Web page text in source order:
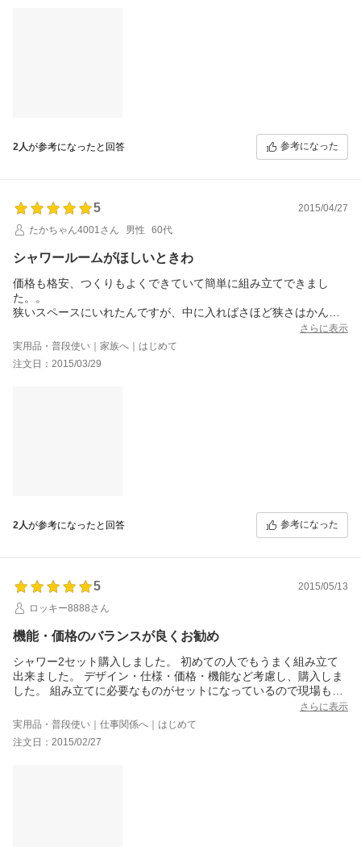
2人が参考になったと回答 参考になった
5
2015/04/27
たかちゃん4001さん
男性 60代
シャワールームがほしいときわ
価格も格安、つくりもよくできていて簡単に組み立てできまし
た。。
狭いスペースにいれたんですが、中に入ればさほど狭さはかんじ
とても快適に使わせてもらっています。いい物とめぐりあえたか
なというかんじです。
さらに表示
実用品・普段使い｜家族へ｜はじめて
注文日：2015/03/29
2人が参考になったと回答 参考になった
5
2015/05/13
ロッキー8888さん
機能・価格のバランスが良くお勧め
シャワー2セット購入しました。 初めての人でもうまく組み立て
出来ました。 デザイン・仕様・価格・機能など考慮し、購入しま
した。 組み立てに必要なものがセットになっているので現場も混
さらに表示
実用品・普段使い｜仕事関係へ｜はじめて
注文日：2015/02/27